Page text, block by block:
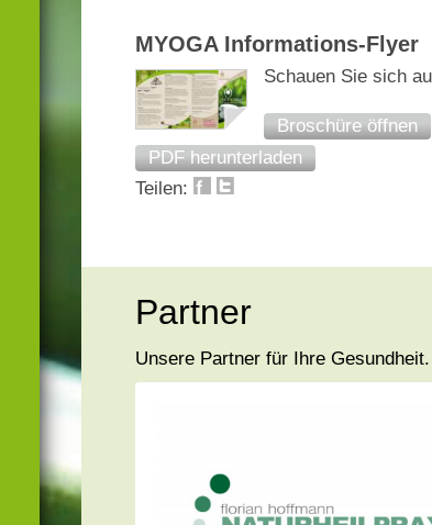
MYOGA Informations-Flyer
Schauen Sie sich
Broschüre öffnen
PDF herunterladen
Teilen:
Partner
Unsere Partner für Ihre Gesundheit.